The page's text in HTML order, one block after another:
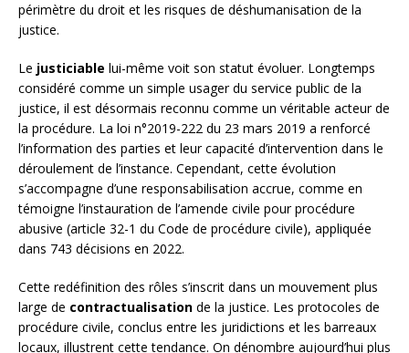
périmètre du droit et les risques de déshumanisation de la
justice.
Le justiciable lui-même voit son statut évoluer. Longtemps
considéré comme un simple usager du service public de la
justice, il est désormais reconnu comme un véritable acteur de
la procédure. La loi n°2019-222 du 23 mars 2019 a renforcé
l’information des parties et leur capacité d’intervention dans le
déroulement de l’instance. Cependant, cette évolution
s’accompagne d’une responsabilisation accrue, comme en
témoigne l’instauration de l’amende civile pour procédure
abusive (article 32-1 du Code de procédure civile), appliquée
dans 743 décisions en 2022.
Cette redéfinition des rôles s’inscrit dans un mouvement plus
large de contractualisation de la justice. Les protocoles de
procédure civile, conclus entre les juridictions et les barreaux
locaux, illustrent cette tendance. On dénombre aujourd’hui plus